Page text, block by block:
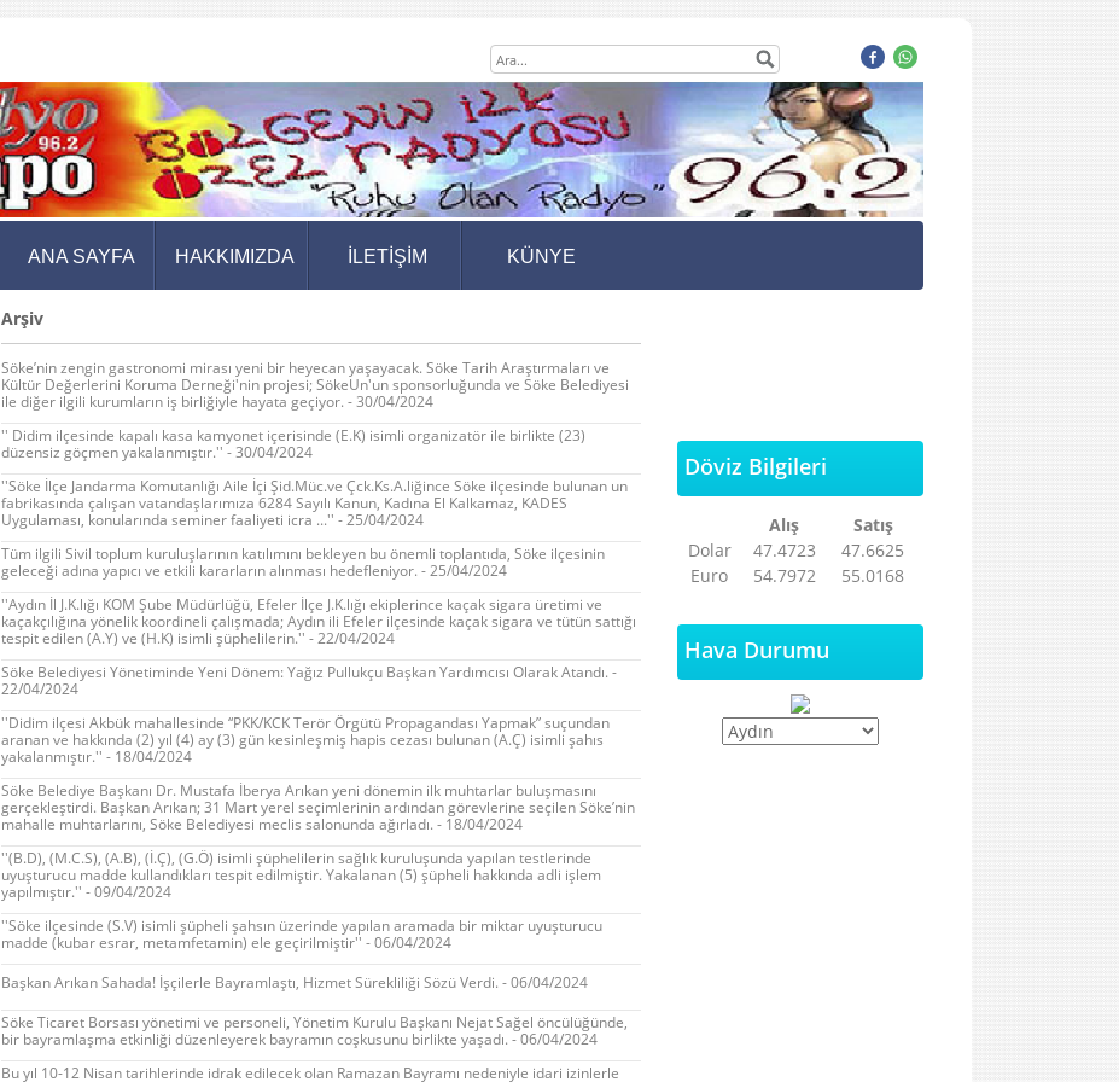
ANA SAYFA HAKKIMIZDA İLETİŞİM KÜNYE
Arşiv
Söke’nin zengin gastronomi mirası yeni bir heyecan yaşayacak. Söke Tarih Araştırmaları ve
Kültür Değerlerini Koruma Derneği'nin projesi; SökeUn'un sponsorluğunda ve Söke Belediyesi
ile diğer ilgili kurumların iş birliğiyle hayata geçiyor. - 30/04/2024
'' Didim ilçesinde kapalı kasa kamyonet içerisinde (E.K) isimli organizatör ile birlikte (23)
düzensiz göçmen yakalanmıştır.'' - 30/04/2024
''Söke İlçe Jandarma Komutanlığı Aile İçi Şid.Müc.ve Çck.Ks.A.liğince Söke ilçesinde bulunan un
fabrikasında çalışan vatandaşlarımıza 6284 Sayılı Kanun, Kadına El Kalkamaz, KADES
Uygulaması, konularında seminer faaliyeti icra ...'' - 25/04/2024
Tüm ilgili Sivil toplum kuruluşlarının katılımını bekleyen bu önemli toplantıda, Söke ilçesinin
geleceği adına yapıcı ve etkili kararların alınması hedefleniyor. - 25/04/2024
''Aydın İl J.K.lığı KOM Şube Müdürlüğü, Efeler İlçe J.K.lığı ekiplerince kaçak sigara üretimi ve
kaçakçılığına yönelik koordineli çalışmada; Aydın ili Efeler ilçesinde kaçak sigara ve tütün sattığı
tespit edilen (A.Y) ve (H.K) isimli şüphelilerin.'' - 22/04/2024
Söke Belediyesi Yönetiminde Yeni Dönem: Yağız Pullukçu Başkan Yardımcısı Olarak Atandı. -
22/04/2024
''Didim ilçesi Akbük mahallesinde “PKK/KCK Terör Örgütü Propagandası Yapmak” suçundan
aranan ve hakkında (2) yıl (4) ay (3) gün kesinleşmiş hapis cezası bulunan (A.Ç) isimli şahıs
yakalanmıştır.'' - 18/04/2024
Söke Belediye Başkanı Dr. Mustafa İberya Arıkan yeni dönemin ilk muhtarlar buluşmasını
gerçekleştirdi. Başkan Arıkan; 31 Mart yerel seçimlerinin ardından görevlerine seçilen Söke’nin
mahalle muhtarlarını, Söke Belediyesi meclis salonunda ağırladı. - 18/04/2024
''(B.D), (M.C.S), (A.B), (İ.Ç), (G.Ö) isimli şüphelilerin sağlık kuruluşunda yapılan testlerinde
uyuşturucu madde kullandıkları tespit edilmiştir. Yakalanan (5) şüpheli hakkında adli işlem
yapılmıştır.'' - 09/04/2024
''Söke ilçesinde (S.V) isimli şüpheli şahsın üzerinde yapılan aramada bir miktar uyuşturucu
madde (kubar esrar, metamfetamin) ele geçirilmiştir'' - 06/04/2024
Başkan Arıkan Sahada! İşçilerle Bayramlaştı, Hizmet Sürekliliği Sözü Verdi. - 06/04/2024
Söke Ticaret Borsası yönetimi ve personeli, Yönetim Kurulu Başkanı Nejat Sağel öncülüğünde,
bir bayramlaşma etkinliği düzenleyerek bayramın coşkusunu birlikte yaşadı. - 06/04/2024
Bu yıl 10-12 Nisan tarihlerinde idrak edilecek olan Ramazan Bayramı nedeniyle idari izinlerle
Döviz Bilgileri
Alış
Satış
Dolar
47.4723
47.6625
Euro
54.7972 55.0168
Hava Durumu